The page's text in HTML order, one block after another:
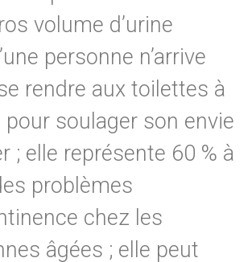
volume d’urine
personne n’arrive
rendre aux toilettes à
soulager son envie
; elle représente 60 % à
problèmes
chez les
âgées ; elle peut